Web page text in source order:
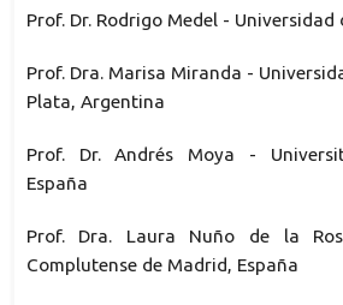
Prof. Dr. Rodrigo Medel - Universidad
Prof. Dra. Marisa Miranda -
Plata, Argentina
Prof. Dr. Andrés Moya -
España
Prof. Dra. Laura Nuño de la
Complutense de Madrid, España